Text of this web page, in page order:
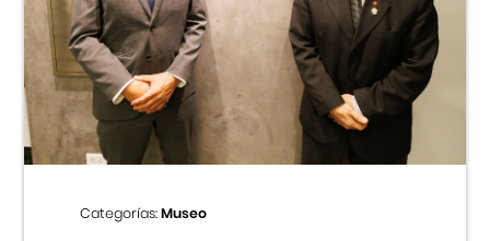
Categorías:Museo